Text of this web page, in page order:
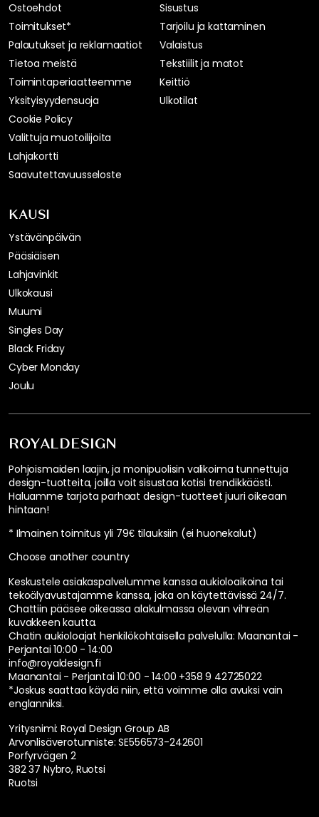
ROYALDESIGN
Pohjoismaiden laajin, ja monipuolisin valikoima tunnettuja
design-tuotteita, joilla voit sisustaa kotisi trendikkäästi.
Haluamme tarjota parhaat design-tuotteet juuri oikeaan
hintaan!
* Ilmainen toimitus yli 79€ tilauksiin (ei huonekalut)
Choose another country
Keskustele asiakaspalvelumme kanssa aukioloaikoina tai
tekoälyavustajamme kanssa, joka on käytettävissä 24/7.
Chattiin pääsee oikeassa alakulmassa olevan vihreän
kuvakkeen kautta.
Chatin aukioloajat henkilökohtaisella palvelulla: Maanantai -
Perjantai 10:00 - 14:00
info@royaldesign.fi
Maanantai - Perjantai 10:00 - 14:00 +358 9 42725022
*Joskus saattaa käydä niin, että voimme olla avuksi vain
englanniksi.
Yritysnimi: Royal Design Group AB
Arvonlisäverotunniste: SE556573-242601
Porfyrvägen 2
382 37 Nybro, Ruotsi
Ruotsi
Ostoehdot
Toimitukset*
Palautukset ja reklamaatiot
Tietoa meistä
Toimintaperiaatteemme
Yksityisyydensuoja
Cookie Policy
Valittuja muotoilijoita
Lahjakortti
Saavutettavuusseloste
Sisustus
Tarjoilu ja kattaminen
Valaistus
Tekstiilit ja matot
Keittiö
Ulkotilat
KAUSI
Ystävänpäivän
Pääsiäisen
Lahjavinkit
Ulkokausi
Muumi
Singles Day
Black Friday
Cyber Monday
Joulu